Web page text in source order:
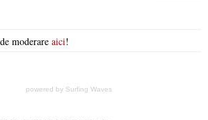
moderare aici!
powered by Surfing Waves